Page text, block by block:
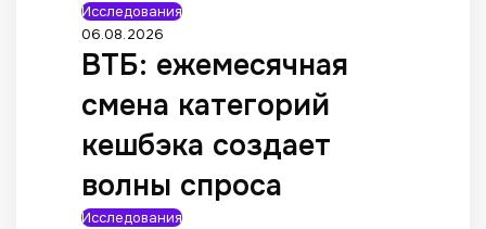
Исследования
06.08.2026
ВТБ: ежемесячная
смена категорий
кешбэка создает
волны спроса
Исследования